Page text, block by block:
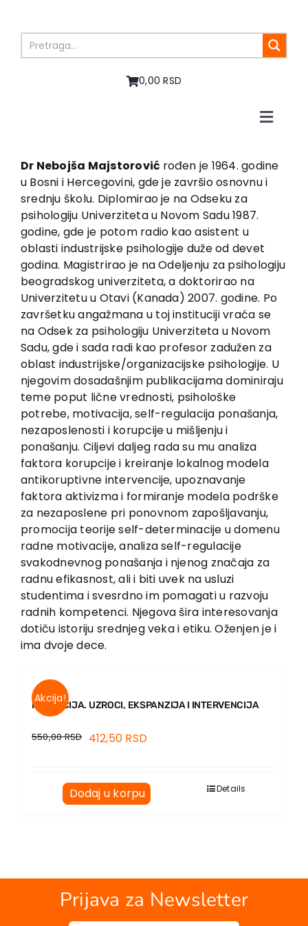
content
0,00 RSD
Toggle
O nama
Knjige
U pripremi
Akcija
Autori
Vesti
EU PROJEKTI
Kontakt
Dr Nebojša Majstorović rođen je 1964. godine
u Bosni i Hercegovini, gde je završio osnovnu i
srednju školu. Diplomirao je na Odseku za
psihologiju Univerziteta u Novom Sadu 1987.
godine, gde je potom radio kao asistent u
oblasti industrijske psihologije duže od devet
godina. Magistrirao je na Odeljenju za psihologiju
beogradskog univerziteta, a doktorirao na
Univerzitetu u Otavi (Kanada) 2007. godine. Po
završetku angažmana u toj instituciji vraća se
na Odsek za psihologiju Univerziteta u Novom
Sadu, gde i sada radi kao profesor zadužen za
oblast industrijske/organizacijske psihologije. U
njegovim dosadašnjim publikacijama dominiraju
teme poput lične vrednosti, psihološke
potrebe, motivacija, self-regulacija ponašanja,
nezaposlenosti i korupcije u mišljenju i
ponašanju. Ciljevi daljeg rada su mu analiza
faktora korupcije i kreiranje lokalnog modela
antikoruptivne intervencije, upoznavanje
faktora aktivizma i formiranje modela podrške
za nezaposlene pri ponovnom zapošljavanju,
promocija teorije self-determinacije u domenu
radne motivacije, analiza self-regulacije
svakodnevnog ponašanja i njenog značaja za
radnu efikasnost, ali i biti uvek na usluzi
studentima i svesrdno im pomagati u razvoju
radnih kompetenci. Njegova šira interesovanja
dotiču istoriju srednjeg veka i etiku. Oženjen je i
ima dvoje dece.
Akcija!
KORUPCIJA. UZROCI, EKSPANZIJA I INTERVENCIJA
550,00RSD 412,50 RSD
Dodaj u korpu Details
Prijava za Newsletter